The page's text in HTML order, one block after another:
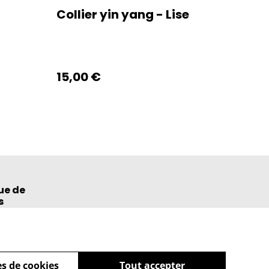
Collier yin yang - Lise
15,00 €
de
Tout accepter
de cookies